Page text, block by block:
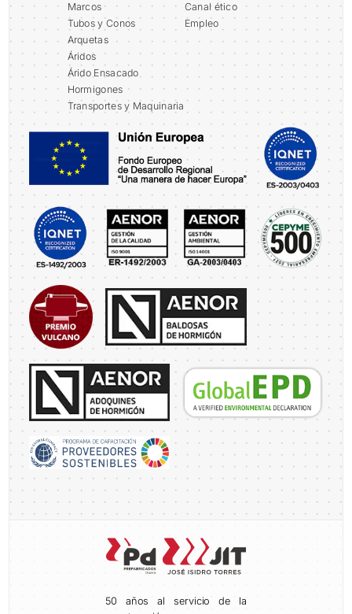
Marcos
Tubos y Conos
Arquetas
Áridos
Árido Ensacado
Hormigones
Transportes y Maquinaria
Canal ético
Empleo
50 años al servicio de la